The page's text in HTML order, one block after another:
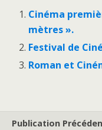
Cinéma
mètres ».
Festival de
Roman et
Publication